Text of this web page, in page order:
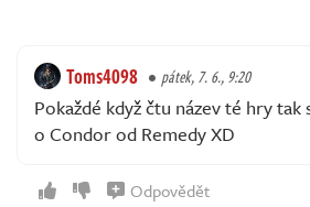
Toms4098 pátek, 7. 6., 9:20
Pokaždé když čtu název té hry
o Condor od Remedy XD
Odpovědět